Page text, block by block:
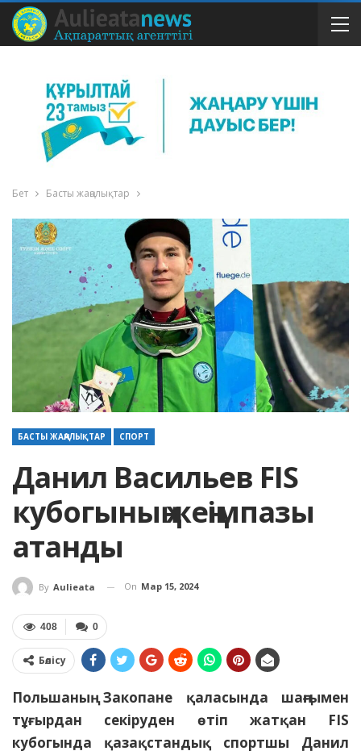
Бет Басты жаңалықтар
БАСТЫ ЖАҢАЛЫҚТАР СПОРТ
Данил Васильев FIS
кубогының жеңімпазы
атанды
By Aulieata On Мар 15, 2024
0
408
Бөлісу
Польшаның Закопане қаласында шаңғымен
тұғырдан секіруден өтіп жатқан FIS
кубогында қазақстандық спортшы Данил